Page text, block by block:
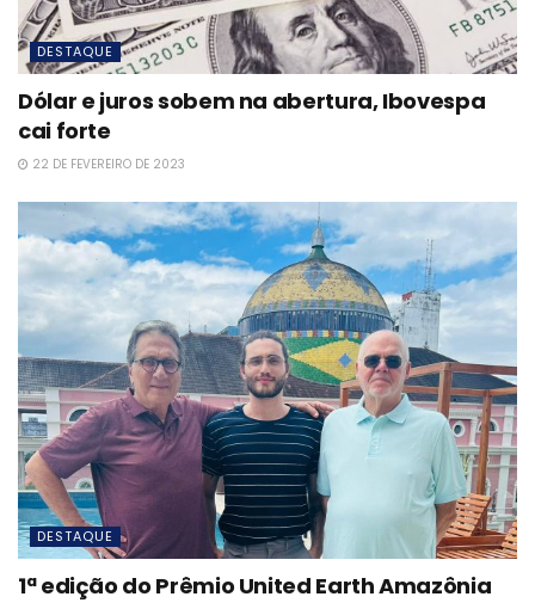
DESTAQUE
Dólar e juros sobem na abertura, Ibovespa
cai forte
22 DE FEVEREIRO DE 2023
DESTAQUE
1ª edição do Prêmio United Earth Amazônia